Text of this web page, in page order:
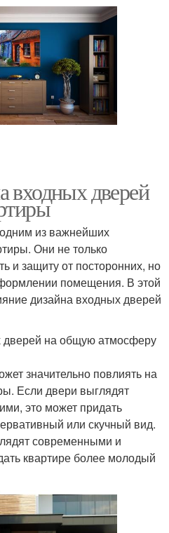
входных дверей
из важнейших
Они не только
и защиту от посторонних, но
помещения. В этой
дизайна входных дверей
дверей на общую атмосферу
значительно повлиять на
Если двери выглядят
это может придать
или скучный вид.
современными и
квартире более молодый